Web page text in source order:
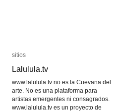
sitios
Lalulula.tv
www.lalulula.tv no es la Cuevana del
arte. No es una plataforma para
artistas emergentes ni consagrados.
www.lalulula.tv es un proyecto de
sitios
Lalulula.tv